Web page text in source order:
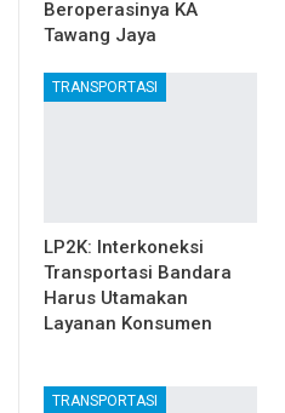
Beroperasinya KA
Tawang Jaya
TRANSPORTASI
LP2K: Interkoneksi
Transportasi Bandara
Harus Utamakan
Layanan Konsumen
TRANSPORTASI